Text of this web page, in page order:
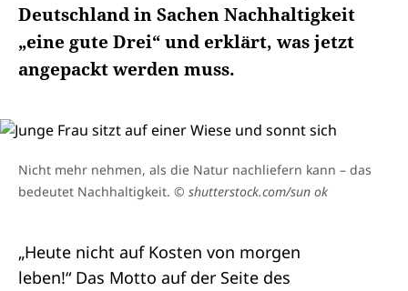
Deutschland in Sachen Nachhaltigkeit
„eine gute Drei“ und erklärt, was jetzt
angepackt werden muss.
Nicht mehr nehmen, als die Natur nachliefern kann – das
bedeutet Nachhaltigkeit. © shutterstock.com/sun ok
„Heute nicht auf Kosten von morgen
leben!“ Das Motto auf der Seite des